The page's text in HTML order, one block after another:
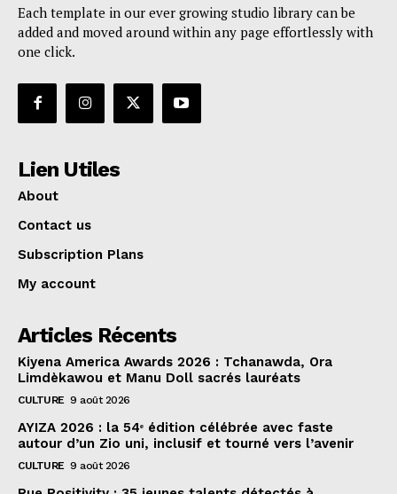
Each template in our ever growing studio library can be
added and moved around within any page effortlessly with
one click.
Lien Utiles
About
Contact us
Subscription Plans
My account
Articles Récents
Kiyena America Awards 2026 : Tchanawda, Ora
Limdèkawou et Manu Doll sacrés lauréats
CULTURE 9 août 2026
AYIZA 2026 : la 54ᵉ édition célébrée avec faste
autour d’un Zio uni, inclusif et tourné vers l’avenir
CULTURE 9 août 2026